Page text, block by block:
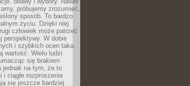
próbujemy zrozumieć,
sposób. To bardzo
życiu. Dzięki niej
człowiek może patrzeć
perspektywy. W dobie
i szybkich ocen taka
wartość. Wielu ludzi
się brakiem
jednak na tym, że to
i ciągłe rozproszenie
się jeszcze bardziej